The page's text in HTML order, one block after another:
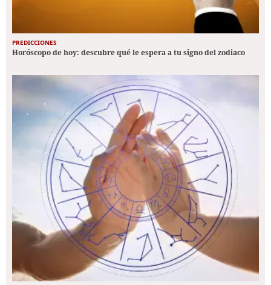
PREDICCIONES
Horóscopo de hoy: descubre qué le espera a tu signo del zodiaco